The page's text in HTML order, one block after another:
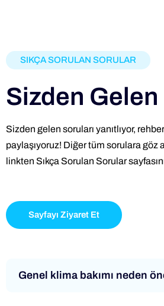
SIKÇA SORULAN SORULAR
Sizden
Sizden gelen soruları yanıtlıyor,
paylaşıyoruz! Diğer tüm sorulara göz
linkten Sıkça Sorulan Sorular
Sayfayı Ziyaret Et
Genel klima bakımı neden